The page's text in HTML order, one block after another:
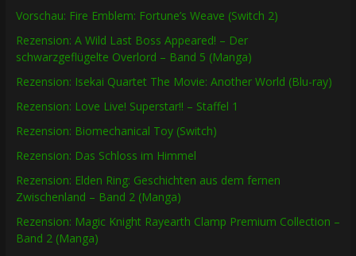
Vorschau: Fire Emblem: Fortune’s Weave (Switch 2)
Rezension: A Wild Last Boss Appeared! – Der
schwarzgeflügelte Overlord – Band 5 (Manga)
Rezension: Isekai Quartet The Movie: Another World (Blu-ray)
Rezension: Love Live! Superstar!! – Staffel 1
Rezension: Biomechanical Toy (Switch)
Rezension: Das Schloss im Himmel
Rezension: Elden Ring: Geschichten aus dem fernen
Zwischenland – Band 2 (Manga)
Rezension: Magic Knight Rayearth Clamp Premium Collection –
Band 2 (Manga)